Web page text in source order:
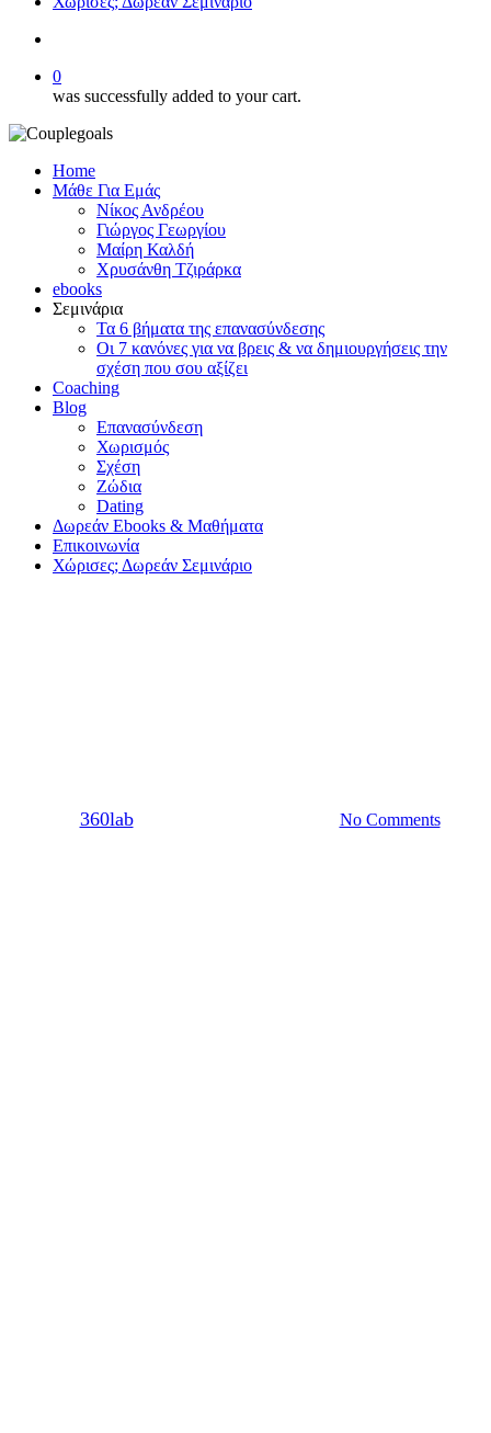
0
was successfully added to your cart.
Home
Μάθε Για Εμάς
Νίκος Ανδρέου
Γιώργος Γεωργίου
Μαίρη Καλδή
Χρυσάνθη Τζιράρκα
ebooks
Σεμινάρια
Τα 6 βήματα της επανασύνδεσης
Οι 7 κανόνες για να βρεις & να δημιουργήσεις την
σχέση που σου αξίζει
Coaching
Blog
Επανασύνδεση
Χωρισμός
Σχέση
Ζώδια
Dating
Δωρεάν Ebooks & Μαθήματα
Επικοινωνία
Χώρισες; Δωρεάν Σεμινάριο
360lab10/05/2021 No Comments